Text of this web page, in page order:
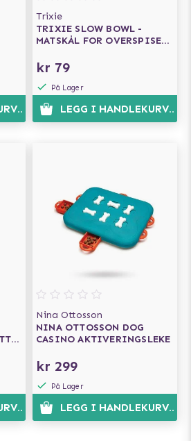
Trixie
TRIXIE SLOW BOWL -
MATSKÅL FOR OVERSPISERE
kr 79
På Lager
LEGG I HANDLEKURVEN
Nina Ottosson
NINA OTTOSSON DOG
CASINO AKTIVERINGSLEKE
kr 299
På Lager
LEGG I HANDLEKURVEN